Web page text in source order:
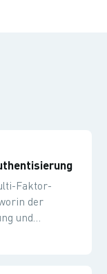
Faktor-
der
und
wir über
Hybrid